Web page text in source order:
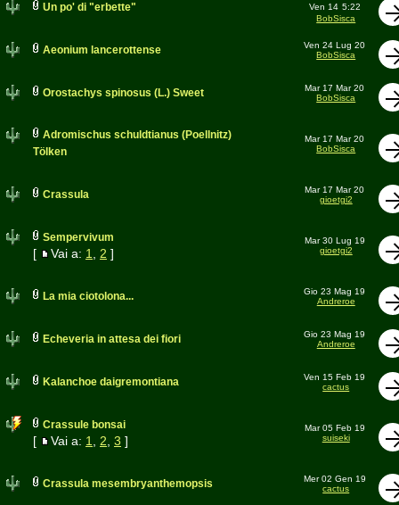
Un po' di "erbette" Ven 14 5:22
BobSisca
Aeonium lancerottense
Ven 24 Lug 20
BobSisca
Orostachys spinosus (L.) Sweet
Mar 17 Mar 20
BobSisca
Adromischus schuldtianus (Poellnitz)
Tölken
Mar 17 Mar 20
BobSisca
Crassula
Mar 17 Mar 20
gioetgi2
Sempervivum
[ Vai a: 1 2 ]
Mar 30 Lug 19
gioetgi2
La mia ciotolona...
Gio 23 Mag 19
Andreroe
Echeveria in attesa dei fiori
Gio 23 Mag 19
Andreroe
Kalanchoe daigremontiana
Ven 15 Feb 19
cactus
Crassule bonsai
[ Vai a: 1 2 3 ]
Mar 05 Feb 19
suiseki
Crassula mesembryanthemopsis
Mer 02 Gen 19
cactus